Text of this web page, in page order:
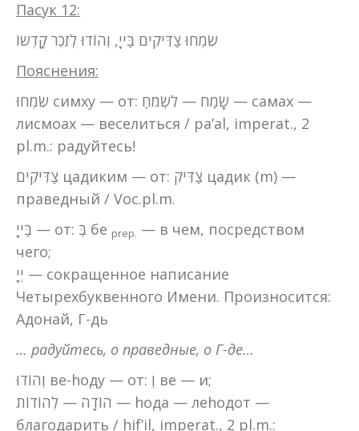
Пасук 12:
שִׂמְחוּ צַדִּיקִים בַּייָ, וְהוֹדוּ לְזֵכֶר קָדְשוֹ
Пояснения:
שִׂמְחוּ симху — от: שָׂמַח — לִשְׂמֹחַ — самах —
лисмоах — веселиться / pa’al, imperat., 2
pl.m.: радуйтесь!
צַדִּיקִים цадиким — от: צַדִּיק цадик (m) —
праведный / Voc.pl.m.
בַּייָ — от: בְּ бе prep. — в чем, посредством
чего;
יְיָ — сокращенное написание
Четырехбуквенного Имени. Произносится:
Адонай, Г-дь
… радуйтесь, о праведные, о Г-де…
וְהוֹדוּ ве-hоду — от: וְ ве — и;
הוֹדָה — לְהוֹדוֹת — hода — леhодот —
благодарить / hif’il, imperat., 2 pl.m.: